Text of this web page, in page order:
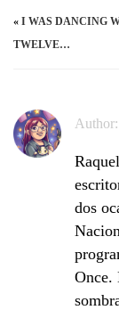
« I WAS DANCING
TWELVE…
Author:
dos
Once.